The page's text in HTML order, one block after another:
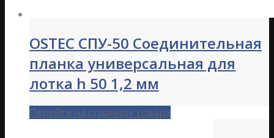
OSTEC СПУ-50 Соединительная
планка универсальная для
лотка h 50 1,2 мм
Перейти на страницу товара